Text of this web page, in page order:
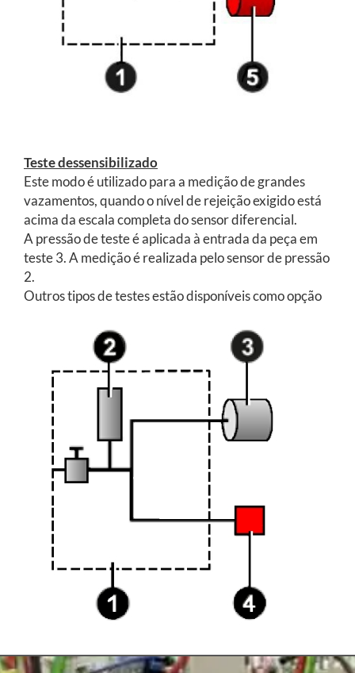
Teste dessensibilizado
Este modo é utilizado para a medição de grandes
vazamentos, quando o nível de rejeição exigido está
acima da escala completa do sensor diferencial.
A pressão de teste é aplicada à entrada da peça em
teste 3. A medição é realizada pelo sensor de pressão
2.
Outros tipos de testes estão disponíveis como opção